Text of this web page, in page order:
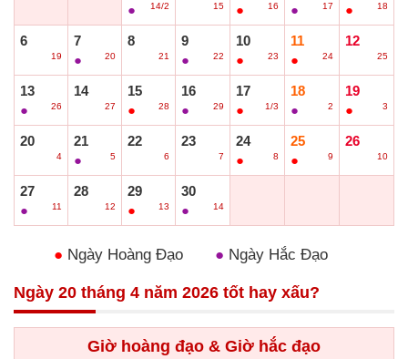
●
14/2 15
●
16
●
17
●
18
6
19
7
●
20
8
21
9
●
22
10
●
23
11
●
24
12
25
13
●
26
14
27
15
●
28
16
●
29
17
●
1/3
18
●
2
19
●
3
20
4
21
●
5
22
6
23
7
24
●
8
25
●
9
26
10
27
●
11
28
12
29
●
13
30
●
14
● Ngày Hoàng Đạo ● Ngày Hắc Đạo
Ngày 20 tháng 4 năm 2026 tốt hay xấu?
Giờ hoàng đạo & Giờ hắc đạo